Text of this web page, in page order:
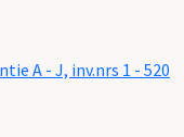
A - J, inv.nrs 1 - 520